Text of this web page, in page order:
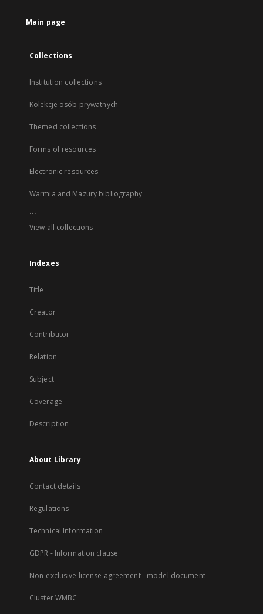
Main page
Collections
Institution collections
Kolekcje osób prywatnych
Themed collections
Forms of resources
Electronic resources
Warmia and Mazury bibliography
...
View all collections
Indexes
Title
Creator
Contributor
Relation
Subject
Coverage
Description
About Library
Contact details
Regulations
Technical Information
GDPR - Information clause
Non-exclusive license agreement - model document
Cluster WMBC